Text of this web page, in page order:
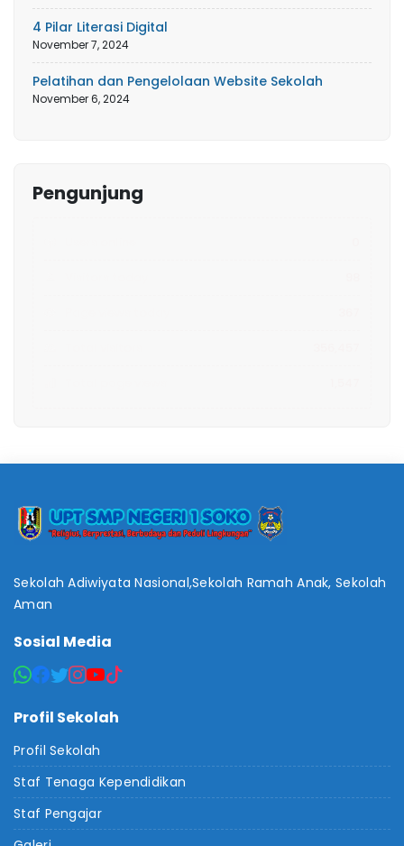
4 Pilar Literasi Digital
November 7, 2024
Pelatihan dan Pengelolaan Website Sekolah
November 6, 2024
Pengunjung
Sekolah Adiwiyata Nasional,Sekolah Ramah Anak, Sekolah
Aman
Sosial Media
Profil Sekolah
Profil Sekolah
Staf Tenaga Kependidikan
Staf Pengajar